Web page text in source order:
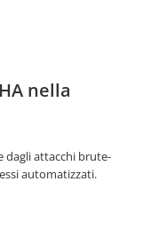
nella
dagli attacchi brute-
automatizzati.